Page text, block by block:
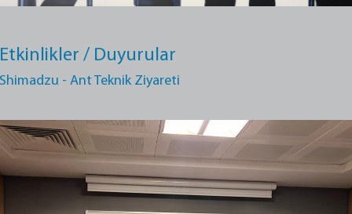
Etkinlikler / Duyurular
Shimadzu - Ant Teknik Ziyareti